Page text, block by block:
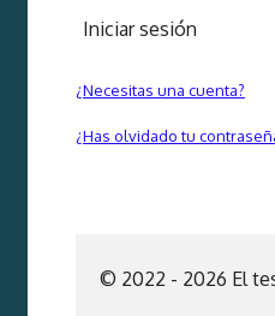
Iniciar sesión
¿Necesitas una cuenta?
¿Has olvidado tu
© 2022 - 2026 El